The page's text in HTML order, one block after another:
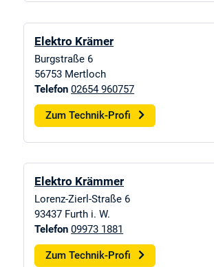
Elektro Krämer
Burgstraße 6
56753 Mertloch
Telefon 02654 960757
Zum Technik-Profi
Elektro Krämmer
Lorenz-Zierl-Straße 6
93437 Furth i. W.
Telefon 09973 1881
Zum Technik-Profi